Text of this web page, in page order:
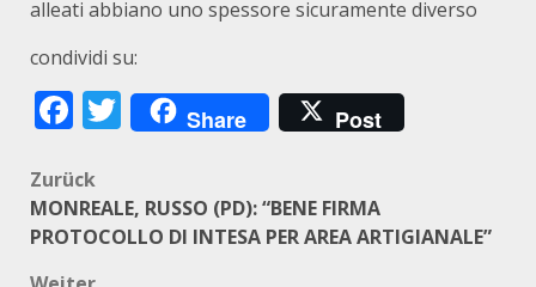
alleati abbiano uno spessore sicuramente diverso
condividi su:
Facebook
Twitter
Share Post
Beitragsnavigation
Zurück
MONREALE, RUSSO (PD): “BENE FIRMA
PROTOCOLLO DI INTESA PER AREA ARTIGIANALE”